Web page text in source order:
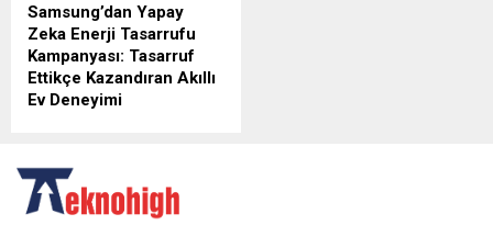
Samsung’dan Yapay
Zeka Enerji Tasarrufu
Kampanyası: Tasarruf
Ettikçe Kazandıran Akıllı
Ev Deneyimi
akıllı cihazları birbirine
bağlayan SmartThings
uygulamasının AI (yapay